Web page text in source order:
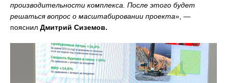
производительности комплекса. После этого будет
решаться вопрос о масштабировании проекта», —
пояснил Дмитрий Сиземов.